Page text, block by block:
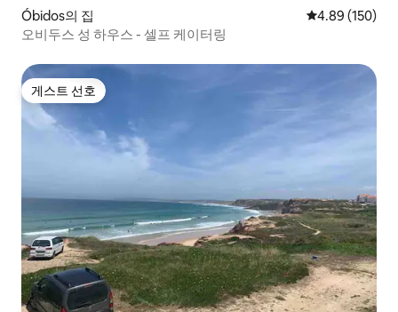
Óbidos의 집 평점 4.89점(5
4.89 (150)
오비두스 성 하우스 - 셀프 케이터링
게스트 선호
게스트 선호